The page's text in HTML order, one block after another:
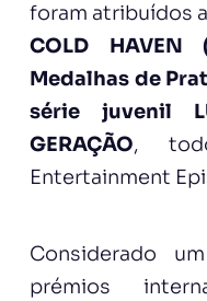
foram atribuídos a
COLD
Medalhas de
série juvenil
GERAÇÃO,
Entertainment
Considerado
prémios